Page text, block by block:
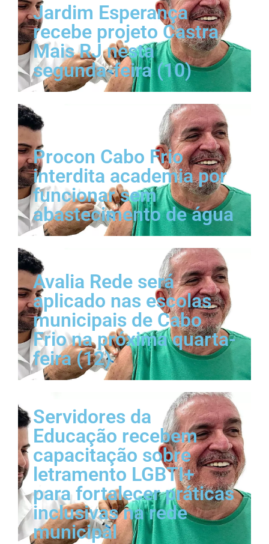
Jardim Esperança
recebe projeto Castra
Mais RJ nesta
segunda-feira (10)
Procon Cabo Frio
interdita academia por
funcionar sem
abastecimento de água
Avalia Rede será
aplicado nas escolas
municipais de Cabo
Frio na próxima quarta-
feira (12)
Servidores da
Educação recebem
capacitação sobre
letramento LGBTI+
para fortalecer práticas
inclusivas na rede
municipal